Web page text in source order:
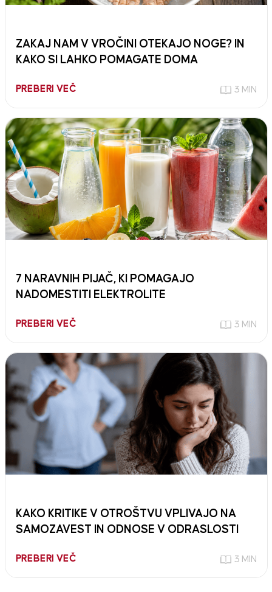
ZAKAJ NAM V VROČINI OTEKAJO NOGE? IN
KAKO SI LAHKO POMAGATE DOMA
PREBERI VEČ 3 MIN
7 NARAVNIH PIJAČ, KI POMAGAJO
NADOMESTITI ELEKTROLITE
PREBERI VEČ 3 MIN
KAKO KRITIKE V OTROŠTVU VPLIVAJO NA
SAMOZAVEST IN ODNOSE V ODRASLOSTI
PREBERI VEČ 3 MIN